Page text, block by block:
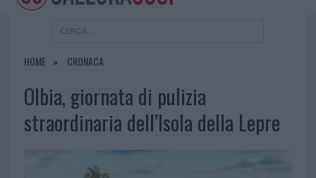
HOME CRONACA
Olbia, giornata di pulizia
straordinaria dell’Isola della Lepre